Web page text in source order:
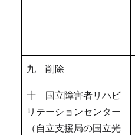
九 削除
十 国立障害者リハビ
リテーションセンター
（自立支援局の国立光